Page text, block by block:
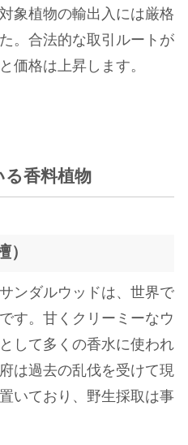
象植物の輸出入には厳格
。合法的な取引ルートが
価格は上昇します。
香料植物
ンダルウッドは、世界で
す。甘くクリーミーなウ
して多くの香水に使われ
は過去の乱伐を受けて現
いており、野生採取は事